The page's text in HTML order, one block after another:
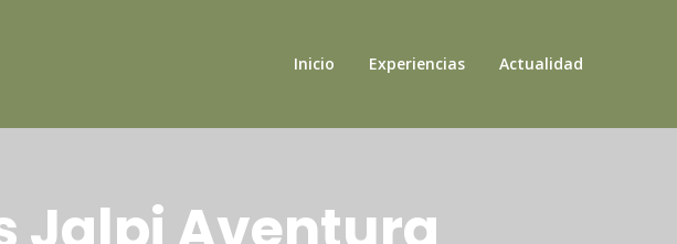
Inicio Experiencias Actualidad
Jalpi Aventura